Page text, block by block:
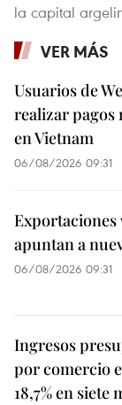
la capital
VER MÁS
Usuarios de
realizar pagos
en Vietnam
06/08/2026 09:31
apuntan a
06/08/2026 09:31
Ingresos
por comercio
18,7% en siete